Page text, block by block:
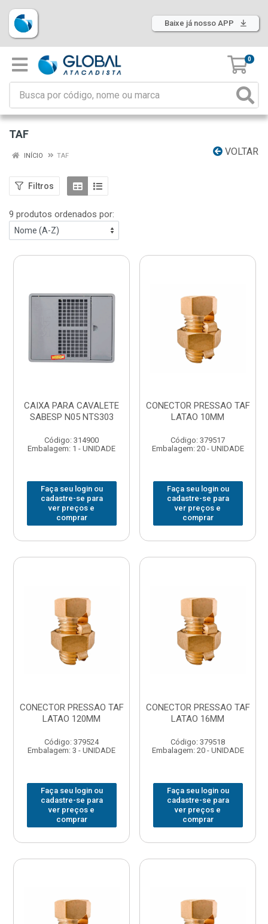
Baixe já nosso APP
0
TAF
VOLTAR
INÍCIO TAF
Filtros
9 produtos ordenados por:
CAIXA PARA CAVALETE
SABESP N05 NTS303
Código: 314900
Embalagem: 1 - UNIDADE
Faça seu login ou
cadastre-se para
ver preços e
comprar
CONECTOR PRESSAO TAF
LATAO 10MM
Código: 379517
Embalagem: 20 - UNIDADE
Faça seu login ou
cadastre-se para
ver preços e
comprar
CONECTOR PRESSAO TAF
LATAO 120MM
Código: 379524
Embalagem: 3 - UNIDADE
Faça seu login ou
cadastre-se para
ver preços e
comprar
CONECTOR PRESSAO TAF
LATAO 16MM
Código: 379518
Embalagem: 20 - UNIDADE
Faça seu login ou
cadastre-se para
ver preços e
comprar